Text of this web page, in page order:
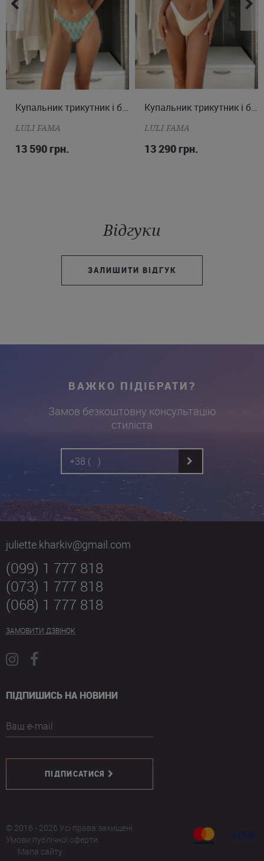
XS S M L Купальник трикутник і бразиліана
LULI FAMA
13 590 грн.
XS S M Купальник трикутник і бразиліана
LULI FAMA
13 290 грн.
Відгуки
ЗАЛИШИТИ ВІДГУК
ВАЖКО ПІДІБРАТИ?
Замов безкоштовну консультацію
стиліста
juliette.kharkiv@gmail.com
(099) 1 777 818
(073) 1 777 818
(068) 1 777 818
ЗАМОВИТИ ДЗВІНОК
ПІДПИШИСЬ НА НОВИНИ
Ваш e-mail
ПІДПИСАТИСЯ
© 2016 - 2026 Усі права захищені
Умови публічної оферти
Мапа сайту